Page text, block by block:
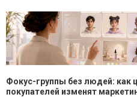
Фокус-группы без людей: как
покупателей изменят